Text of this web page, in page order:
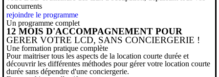
concurrents
rejoindre le programme
Un programme complet
12 MOIS D'ACCOMPAGNEMENT POUR
GERER VOTRE LCD, SANS CONCIERGERIE !
Une formation pratique complète
Pour maitriser tous les aspects de la location courte durée et
découvrir les différentes méthodes pour gérer votre location courte
durée sans dépendre d'une conciergerie.